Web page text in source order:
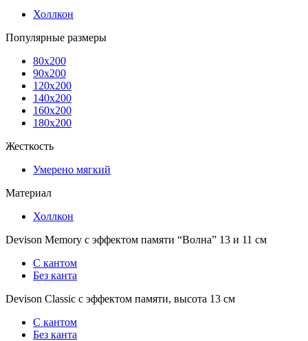
Холлкон
Популярные размеры
80x200
90x200
120x200
140x200
160x200
180x200
Жесткость
Умерено мягкий
Материал
Холлкон
Devison Memory с эффектом памяти “Волна” 13 и 11 см
С кантом
Без канта
Devison Classic с эффектом памяти, высота 13 см
С кантом
Без канта